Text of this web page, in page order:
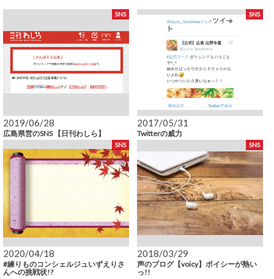
SNS
2019/06/28
広島県営のSNS 【日刊わしら】
SNS
2017/05/31
Twitterの威力
SNS
2020/04/18
#練りものコンシェルジュいずえりさ
んへの挑戦状!?
SNS
2018/03/29
声のブログ【voicy】ボイシーが熱い
っ!!